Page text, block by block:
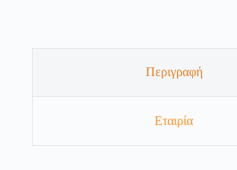
Περιγραφή
Εταιρία